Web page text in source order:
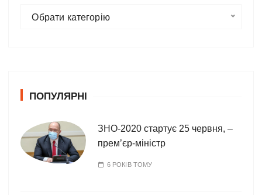
р
Обрати категорію
ПОПУЛЯРНІ
ЗНО-2020 стартує 25 червня, –
прем’єр-міністр
6 РОКІВ ТОМУ